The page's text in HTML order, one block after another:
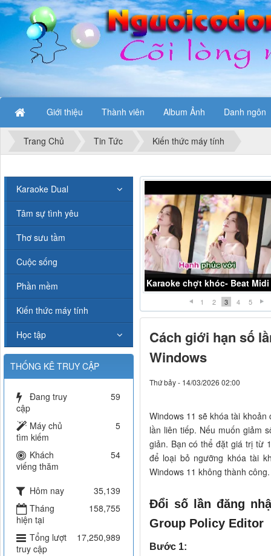
Giới thiệu Thành viên Album Ảnh Danh ngôn
Trang Chủ Tin Tức Kiến thức máy tính
Karaoke chợt khóc- Beat Midi
1 2 3 4 5
Cách giới hạn số
Windows
Thứ bảy - 14/03/2026 02:00
Windows 11 sẽ khóa tài
lần liên tiếp. Nếu muốn giảm
giản. Bạn có thể đặt giá trị từ
để loại bỏ ngưỡng khóa tài
Windows 11 không thành công.
Đổi số lần đăng
Group Policy Editor
Bước 1:
Karaoke Dual
Tâm sự tình yêu
Thơ sưu tầm
Cuộc sống
Phần mềm
Kiến thức máy tính
Học tập
THỐNG KÊ TRUY CẬP
Đang truy
cập
59
Máy chủ
tìm kiếm
5
Khách
viếng thăm
54
Hôm nay
35,139
Tháng
hiện tại
158,755
Tổng lượt
truy cập
17,250,989